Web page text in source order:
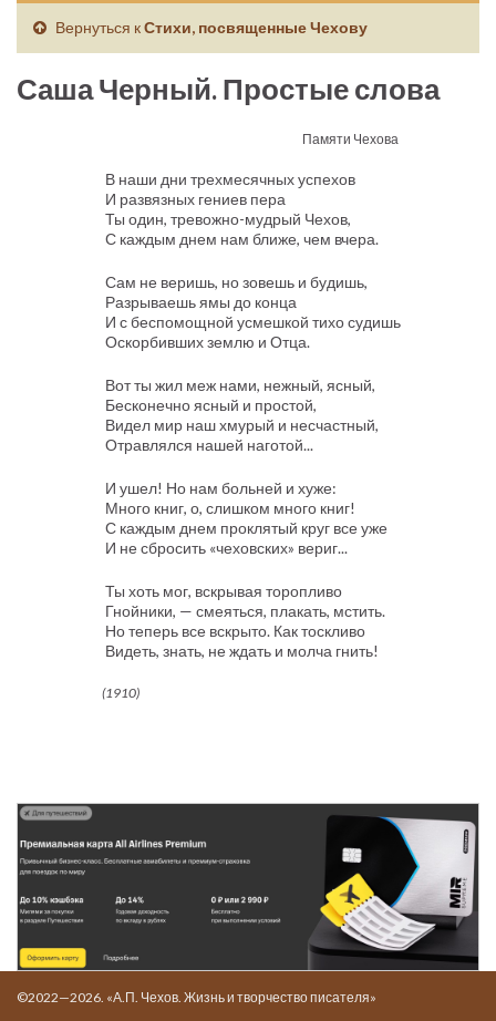
Вернуться кСтихи, посвященные Чехову
Саша Черный. Простые слова
Памяти Чехова
В наши дни трехмесячных успехов
И развязных гениев пера
Ты один, тревожно-мудрый Чехов,
С каждым днем нам ближе, чем вчера.
Сам не веришь, но зовешь и будишь,
Разрываешь ямы до конца
И с беспомощной усмешкой тихо судишь
Оскорбивших землю и Отца.
Вот ты жил меж нами, нежный, ясный,
Бесконечно ясный и простой,
Видел мир наш хмурый и несчастный,
Отравлялся нашей наготой...
И ушел! Но нам больней и хуже:
Много книг, о, слишком много книг!
С каждым днем проклятый круг все уже
И не сбросить «чеховских» вериг...
Ты хоть мог, вскрывая торопливо
Гнойники, — смеяться, плакать, мстить.
Но теперь все вскрыто. Как тоскливо
Видеть, знать, не ждать и молча гнить!
(1910)
©2022—2026. «А.П. Чехов. Жизнь и творчество писателя»